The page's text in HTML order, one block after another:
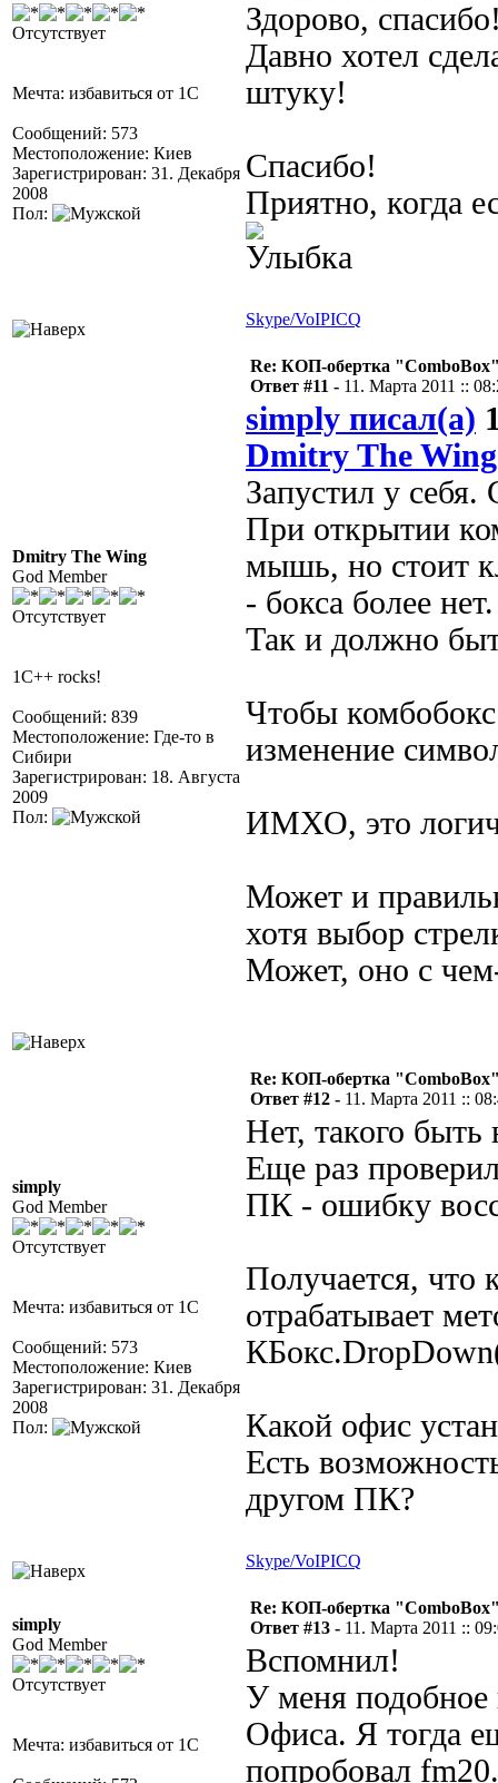
Отсутствует
Мечта: избавиться от 1С
Сообщений: 573
Местоположение: Киев
Зарегистрирован: 31. Декабря
2008
Пол:
Здорово,
Давно хотел
штуку!
Спасибо!
Приятно, когда
Skype/VoIPICQ
Dmitry The Wing
God Member
Отсутствует
1C++ rocks!
Сообщений: 839
Местоположение: Где-то в
Сибири
Зарегистрирован: 18. Августа
2009
Пол:
Re: КОП-обертка
Ответ #11 - 11. Марта 2011 ::
simply писал(а)
Dmitry The
Запустил у
При открытии
мышь, но стоит
- бокса более нет.
Так и должно
Чтобы
изменение
ИМХО, это
Может и
хотя выбор
Может, оно с
simply
God Member
Отсутствует
Мечта: избавиться от 1С
Сообщений: 573
Местоположение: Киев
Зарегистрирован: 31. Декабря
2008
Пол:
Re: КОП-обертка
Ответ #12 - 11. Марта 2011 ::
Нет, такого
Еще раз
ПК - ошибку
Получается, что
отрабатывает
Какой офис
Есть
другом ПК?
Skype/VoIPICQ
simply
God Member
Отсутствует
Мечта: избавиться от 1С
Re: КОП-обертка
Ответ #13 - 11. Марта 2011 ::
Вспомнил!
У меня подобное
Офиса. Я тогда
попробовал